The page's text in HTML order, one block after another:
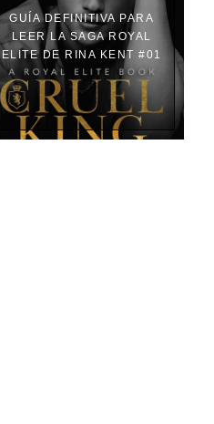
GUÍA DEFINITIVA PARA
LEER LA SAGA ROYAL
ELITE DE RINA KENT #01